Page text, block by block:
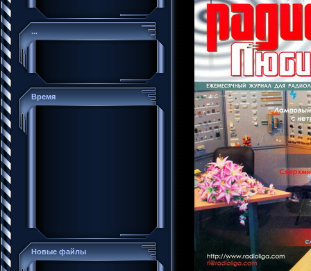
...
Время
Новые файлы